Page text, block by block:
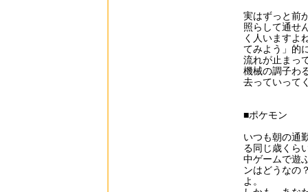
実はずっと前
照らして通せ
く人いますよ
てみよう」的
流れが止まっ
機械の調子わ
去っていって
■ポケモン
いつも朝の通
る同じ歳くら
中ゲームで遊
ンはどうなの
よ。